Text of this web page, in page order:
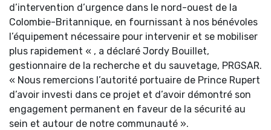
d’intervention d’urgence dans le nord-ouest de la
Colombie-Britannique, en fournissant à nos bénévoles
l’équipement nécessaire pour intervenir et se mobiliser
plus rapidement « , a déclaré Jordy Bouillet,
gestionnaire de la recherche et du sauvetage, PRGSAR.
« Nous remercions l’autorité portuaire de Prince Rupert
d’avoir investi dans ce projet et d’avoir démontré son
engagement permanent en faveur de la sécurité au
sein et autour de notre communauté ».